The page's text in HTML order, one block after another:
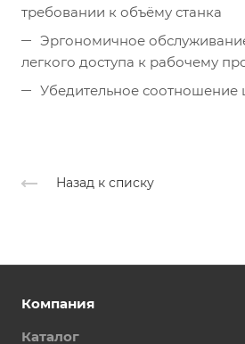
требовании к объёму станка
Эргономичное
легкого доступа к рабочему
Убедительное соотношение
Назад к списку
Компания
Каталог